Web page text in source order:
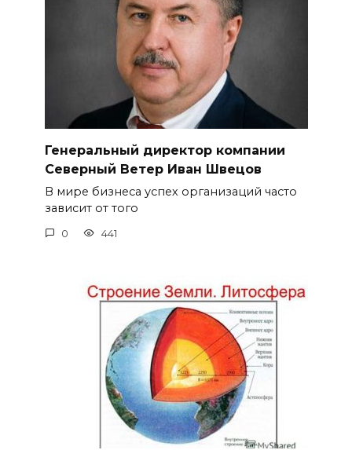
Генеральный директор компании
Северный Ветер Иван Швецов
В мире бизнеса успех организаций часто
зависит от того
0 441